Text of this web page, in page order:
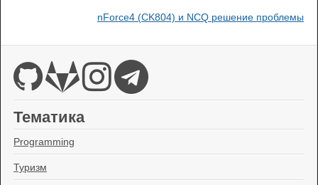
nForce4 (CK804) и NCQ решение проблемы
Тематика
Programming
Туризм